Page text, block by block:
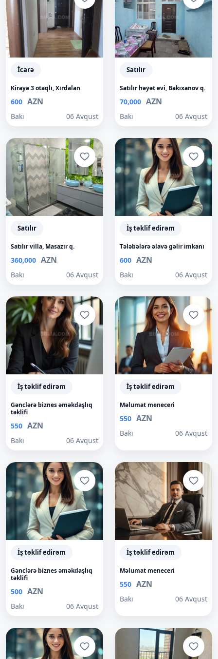
İcarə
Kirayə 3 otaqlı, Xırdalan
600 AZN
Bakı 06 Avqust
Satılır
Satılır həyət evi, Bakıxanov q.
70,000 AZN
Bakı 06 Avqust
Satılır
Satılır villa, Masazır q.
360,000 AZN
Bakı 06 Avqust
İş təklif edirəm
Tələbələrə əlavə gəlir imkanı
600 AZN
Bakı 06 Avqust
İş təklif edirəm
Gənclərə biznes əməkdaşlıq
təklifi
550 AZN
Bakı 06 Avqust
İş təklif edirəm
Məlumat meneceri
550 AZN
Bakı 06 Avqust
İş təklif edirəm
Gənclərə biznes əməkdaşlıq
təklifi
500 AZN
Bakı 06 Avqust
İş təklif edirəm
Məlumat meneceri
550 AZN
Bakı 06 Avqust